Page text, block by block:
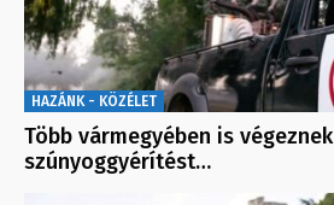
HAZÁNK - KÖZÉLET
Több vármegyében is végeznek
szúnyoggyérítést…